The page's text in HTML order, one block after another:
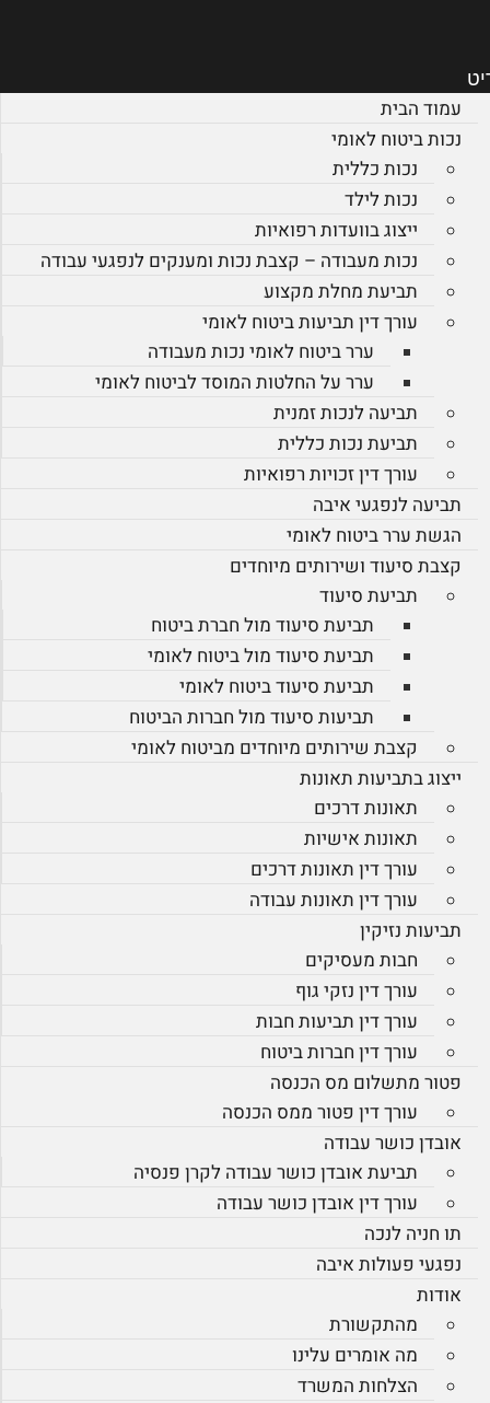
עמוד הבית
נכות ביטוח לאומי
נכות כללית
נכות לילד
ייצוג בוועדות רפואיות
נכות מעבודה – קצבת נכות ומענקים לנפגעי עבודה
תביעת מחלת מקצוע
עורך דין תביעות ביטוח לאומי
ערר ביטוח לאומי נכות מעבודה
ערר על החלטות המוסד לביטוח לאומי
תביעה לנכות זמנית
תביעת נכות כללית
עורך דין זכויות רפואיות
תביעה לנפגעי איבה
הגשת ערר ביטוח לאומי
קצבת סיעוד ושירותים מיוחדים
תביעת סיעוד
תביעת סיעוד מול חברת ביטוח
תביעת סיעוד מול ביטוח לאומי
תביעת סיעוד ביטוח לאומי
תביעות סיעוד מול חברות הביטוח
קצבת שירותים מיוחדים מביטוח לאומי
ייצוג בתביעות תאונות
תאונות דרכים
תאונות אישיות
עורך דין תאונות דרכים
עורך דין תאונות עבודה
תביעות נזיקין
חבות מעסיקים
עורך דין נזקי גוף
עורך דין תביעות חבות
עורך דין חברות ביטוח
פטור מתשלום מס הכנסה
עורך דין פטור ממס הכנסה
אובדן כושר עבודה
תביעת אובדן כושר עבודה לקרן פנסיה
עורך דין אובדן כושר עבודה
תו חניה לנכה
נפגעי פעולות איבה
אודות
מהתקשורת
מה אומרים עלינו
הצלחות המשרד